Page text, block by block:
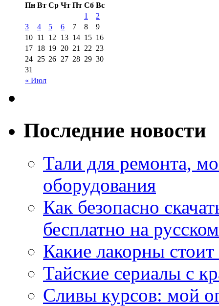
Пн Вт Ср Чт Пт Сб Вс
« Июл
1
2
3
4 5 6 7 8
9
10 11 12 13 14 15 16
17 18 19 20 21 22 23
24 25 26 27 28 29 30
31
Последние новости
Тали для ремонта,
оборудования
Как безопасно
бесплатно на
Какие лакорны
Тайские сериалы с
Сливы курсов: мой